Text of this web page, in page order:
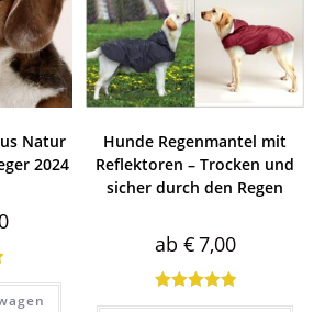
Natur
2024
Hunde Regenmantel mit
Reflektoren – Trocken und
sicher durch den Regen
ab €7,00
Bewertet mit